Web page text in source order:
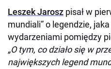
Leszek Jarosz pisał w
mundiali” o legendzie,
wydarzeniami pomiędzy
„O tym, co działo się w
największych legend